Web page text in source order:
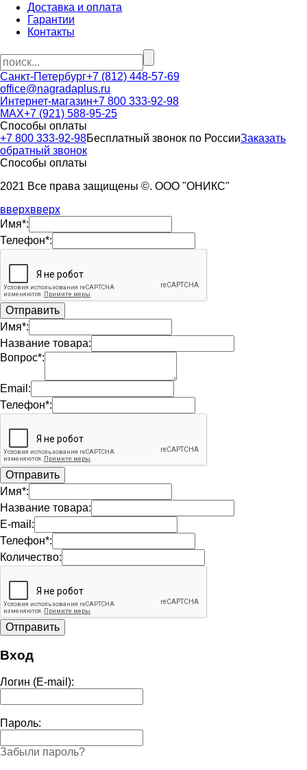
Доставка и оплата
Гарантии
Контакты
Санкт-Петербург+7 (812) 448-57-69
office@nagradaplus.ru
Интернет-магазин+7 800 333-92-98
MAX+7 (921) 588-95-25
Способы оплаты
+7 800 333-92-98Бесплатный звонок по РоссииЗаказать
обратный звонок
Способы оплаты
2021 Все права защищены ©. ООО "ОНИКС"
вверхвверх
Имя*:
Телефон*:
Имя*:
Название товара:
Вопрос*:
Email:
Телефон*:
Имя*:
Название товара:
E-mail:
Телефон*:
Количество:
Вход
Логин (E-mail):
Пароль:
Забыли пароль?